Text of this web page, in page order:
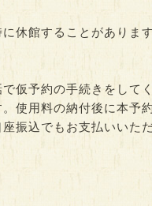
休館することがあります
仮予約の手続きをしてく
使用料の納付後に本予
振込でもお支払いいた